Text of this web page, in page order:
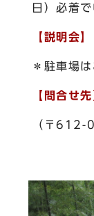
日）必着
【説明会】
＊駐車場
【問合せ先
（〒